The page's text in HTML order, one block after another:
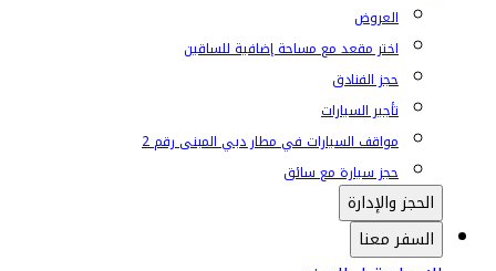
العروض
اختر مقعد مع مساحة إضافية للساقين
حجز الفنادق
تأجير السيارات
مواقف السيارات في مطار دبي المبنى رقم 2
حجز سيارة مع سائق
الحجز والإدارة
السفر معنا